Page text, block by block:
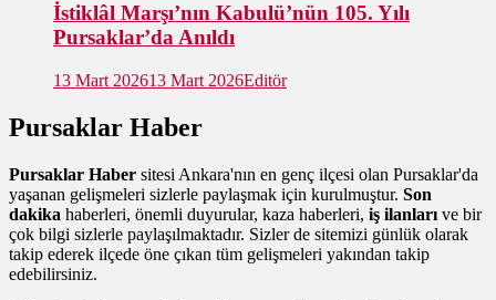
İstiklâl Marşı’nın Kabulü’nün 105. Yılı
Pursaklar’da Anıldı
13 Mart 202613 Mart 2026Editör
Pursaklar Haber
Pursaklar Haber sitesi Ankara'nın en genç ilçesi olan Pursaklar'da
yaşanan gelişmeleri sizlerle paylaşmak için kurulmuştur. Son
dakika haberleri, önemli duyurular, kaza haberleri, iş ilanları ve bir
çok bilgi sizlerle paylaşılmaktadır. Sizler de sitemizi günlük olarak
takip ederek ilçede öne çıkan tüm gelişmeleri yakından takip
edebilirsiniz.